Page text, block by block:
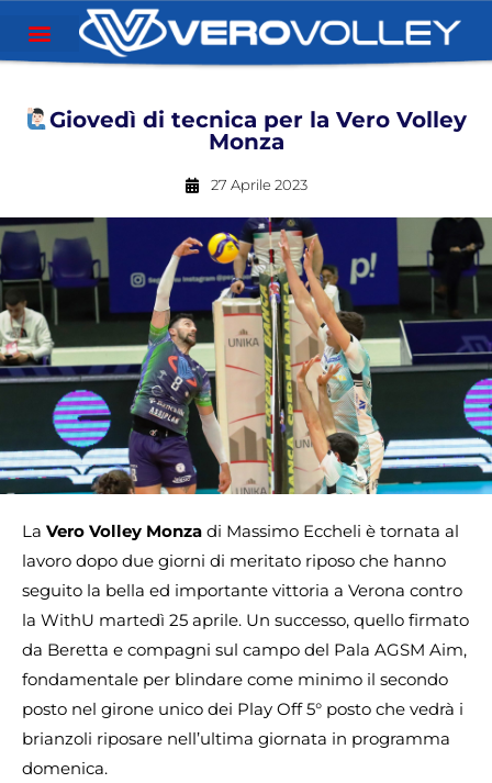
Giovedì di tecnica per la Vero Volley
Monza
27 Aprile 2023
La Vero Volley Monza di Massimo Eccheli è tornata al
lavoro dopo due giorni di meritato riposo che hanno
seguito la bella ed importante vittoria a Verona contro
la WithU martedì 25 aprile. Un successo, quello firmato
da Beretta e compagni sul campo del Pala AGSM Aim,
fondamentale per blindare come minimo il secondo
posto nel girone unico dei Play Off 5° posto che vedrà i
brianzoli riposare nell’ultima giornata in programma
domenica.